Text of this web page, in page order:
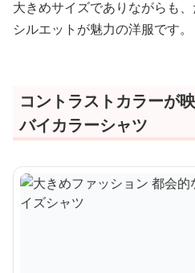
大きめサイズでありながらも
シルエットが魅力の洋服です。
コントラストカラーが
バイカラーシャツ